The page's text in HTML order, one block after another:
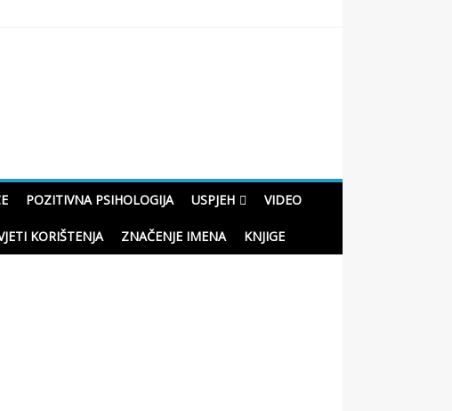
POZITIVNA PSIHOLOGIJA USPJEH VIDEO
KORIŠTENJA ZNAČENJE IMENA KNJIGE